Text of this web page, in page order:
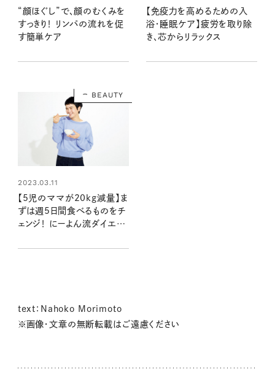
“顔ほぐし”で、顔のむくみを
すっきり！ リンパの流れを促
す簡単ケア
【免疫力を高めるための入
浴・睡眠ケア】疲労を取り除
き、芯からリラックス
BEAUTY
2023.03.11
【5児のママが20kg減量】ま
ずは週5日間食べるものをチ
ェンジ！ にーよん流ダイエッ
text：Nahoko Morimoto
※画像・文章の無断転載はご遠慮ください